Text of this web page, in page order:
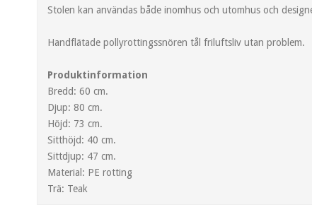
Stolen kan användas både inomhus och utomhus och
Handflätade pollyrottingssnören tål friluftsliv utan problem.
Produktinformation
Bredd: 60 cm.
Djup: 80 cm.
Höjd: 73 cm.
Sitthöjd: 40 cm.
Sittdjup: 47 cm.
Material: PE rotting
Trä: Teak